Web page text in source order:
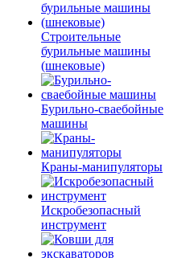
Строительные
бурильные машины
(шнековые)
Бурильно-сваебойные
машины
Краны-манипуляторы
Искробезопасный
инструмент